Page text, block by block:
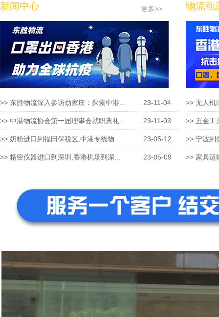
新闻中心 更多>>
>> 东胜物流深入参访劲家庄：探索中港... 23-11-04
>> 中港物流协会第一届理事会就职典礼... 23-11-03
>> 奶粉进口到福田保税区,中港专线物... 23-05-12
>> 精密仪器进口到深圳,香港机场到深... 23-05-09
物流动
>> 无人机
>> 五金工
>> 宁波到
>> 家具运